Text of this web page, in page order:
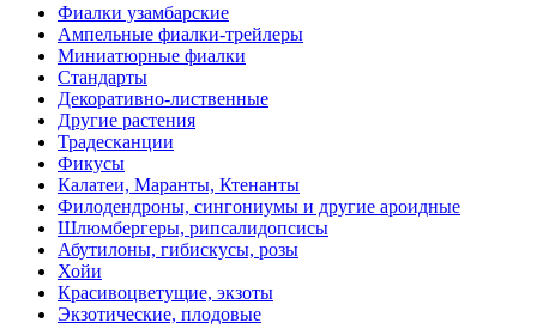
Фиалки узамбарские
Ампельные фиалки-трейлеры
Миниатюрные фиалки
Стандарты
Декоративно-лиственные
Другие растения
Традесканции
Фикусы
Калатеи, Маранты, Ктенанты
Филодендроны, сингониумы и другие ароидные
Шлюмбергеры, рипсалидопсисы
Абутилоны, гибискусы, розы
Хойи
Красивоцветущие, экзоты
Экзотические, плодовые